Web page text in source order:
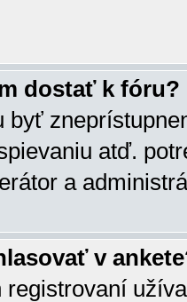
dostať k fóru?
byť
atď.
a
v